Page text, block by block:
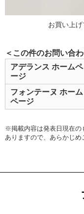
お買い上
＜この件のお問い合
アデランス ホームペ
ージ
フォンテーヌ ホーム
ページ
※掲載内容は発表日現在の
ありますので、あらかじめ